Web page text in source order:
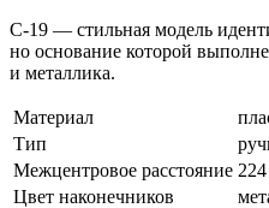
С-19 — стильная модель
но основание которой
и металлика.
Материал
Тип
Межцентровое расстояние
Цвет наконечников